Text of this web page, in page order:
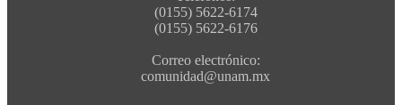
(0155) 5622-6174
(0155) 5622-6176
Correo electrónico:
comunidad@unam.mx